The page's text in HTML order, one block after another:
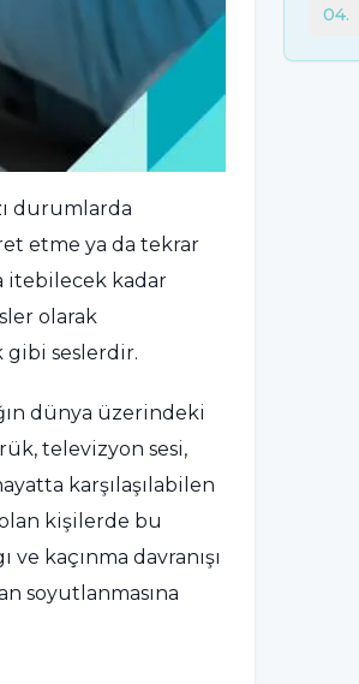
durumlarda
etme ya da tekrar
itebilecek kadar
olarak
gibi seslerdir.
dünya üzerindeki
televizyon sesi,
karşılaşılabilen
kişilerde bu
kaçınma davranışı
soyutlanmasına
04.